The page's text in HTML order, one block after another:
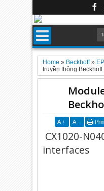
Home » Beckhoff»
truyền thông
A + A -
CX1020-
interfaces